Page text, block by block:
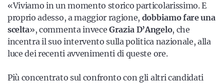
«Viviamo in un momento storico particolarissimo. E
proprio adesso, a maggior ragione, dobbiamo fare una
scelta», commenta inveceGrazia D’Angelo, che
incentra il suo intervento sulla politica nazionale, alla
luce dei recenti avvenimenti di queste ore.
Più concentrato sul confronto con gli altri candidati